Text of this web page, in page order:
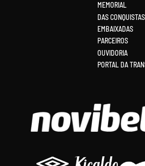
MEMORIAL
DAS CONQUISTAS
EMBAIXADAS
PARCEIROS
OUVIDORIA
PORTAL DA